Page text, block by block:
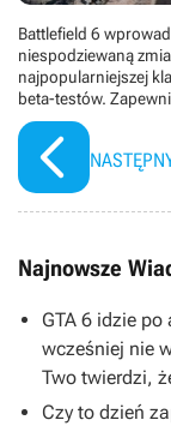
Battlefield 6
niespodziewaną
najpopularniejszej
beta-testów.
dużą przewagę, jeśli
z niej korzystać
Najnowsze
GTA 6 idzie
wcześniej nie
Two twierdzi,
Czy to dzień